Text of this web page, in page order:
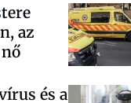
az
és a